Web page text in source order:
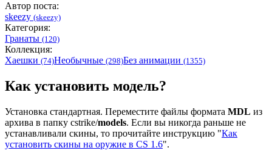
Автор поста:
skeezy (skeezy)
Категория:
Гранаты (120)
Коллекция:
Хаешки (74)Необычные (298)Без анимации (1355)
Как установить модель?
Установка стандартная. Переместите файлы формата MDL из
архива в папку cstrike/models. Если вы никогда раньше не
устанавливали скины, то прочитайте инструкцию "Как
установить скины на оружие в CS 1.6".